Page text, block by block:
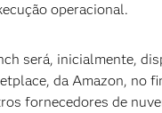
operacional.
será, inicialmente,
da Amazon, no
fornecedores de